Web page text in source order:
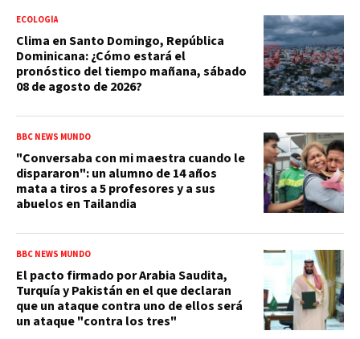
ECOLOGÍA
Clima en Santo Domingo, República
Dominicana: ¿Cómo estará el
pronóstico del tiempo mañana, sábado
08 de agosto de 2026?
BBC NEWS MUNDO
"Conversaba con mi maestra cuando le
dispararon": un alumno de 14 años
mata a tiros a 5 profesores y a sus
abuelos en Tailandia
BBC NEWS MUNDO
El pacto firmado por Arabia Saudita,
Turquía y Pakistán en el que declaran
que un ataque contra uno de ellos será
un ataque "contra los tres"